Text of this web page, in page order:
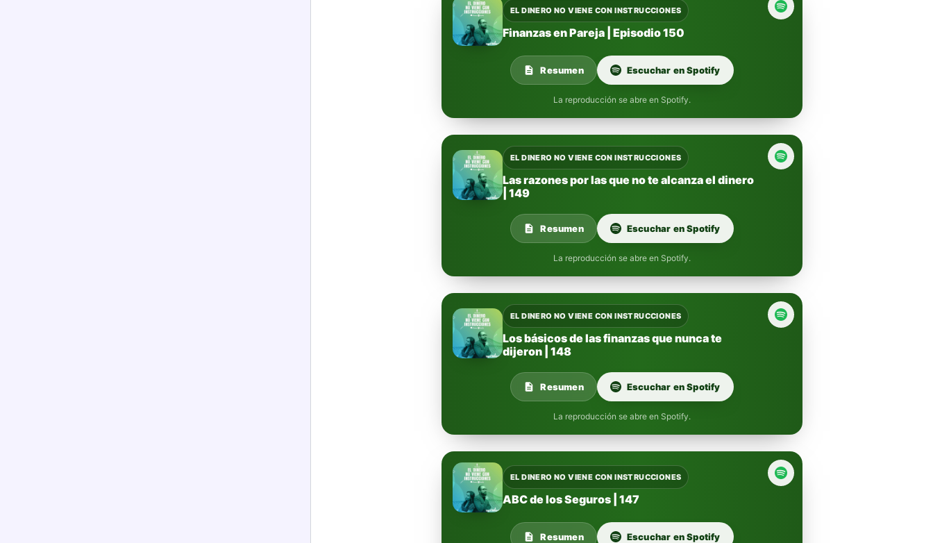
EL DINERO NO VIENE CON INSTRUCCIONES
Finanzas en Pareja | Episodio 150
Resumen Escuchar en Spotify
La reproducción se abre en Spotify.
EL DINERO NO VIENE CON INSTRUCCIONES
Las razones por las que no te alcanza el dinero
| 149
Resumen Escuchar en Spotify
La reproducción se abre en Spotify.
EL DINERO NO VIENE CON INSTRUCCIONES
Los básicos de las finanzas que nunca te
dijeron | 148
Resumen Escuchar en Spotify
La reproducción se abre en Spotify.
EL DINERO NO VIENE CON INSTRUCCIONES
ABC de los Seguros | 147
Resumen Escuchar en Spotify